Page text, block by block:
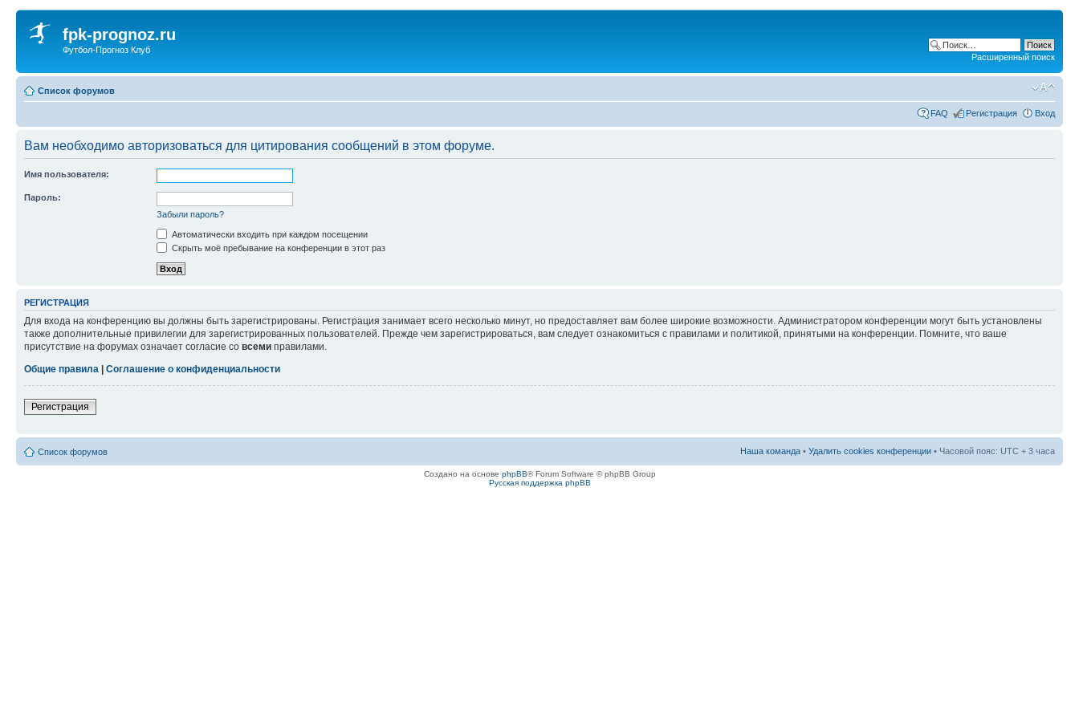
fpk-prognoz.ru
Футбол-Прогноз Клуб
Расширенный поиск
Список форумов
FAQ Регистрация Вход
Вам необходимо авторизоваться для цитирования сообщений в этом форуме.
Имя пользователя:
Пароль:
Забыли пароль?
Автоматически входить при каждом посещении
Скрыть моё пребывание на конференции в этот раз
РЕГИСТРАЦИЯ
Для входа на конференцию вы должны быть зарегистрированы. Регистрация занимает всего несколько минут, но предоставляет вам более широкие возможности. Администратором конференции могут быть установлены
также дополнительные привилегии для зарегистрированных пользователей. Прежде чем зарегистрироваться, вам следует ознакомиться с правилами и политикой, принятыми на конференции. Помните, что ваше
присутствие на форумах означает согласие со всеми правилами.
Общие правила
Соглашение о конфиденциальности
Регистрация
Список форумов Наша команда • Удалить cookies конференции • Часовой пояс: UTC + 3 часа
Создано на основе phpBB® Forum Software © phpBB Group
Русская поддержка phpBB